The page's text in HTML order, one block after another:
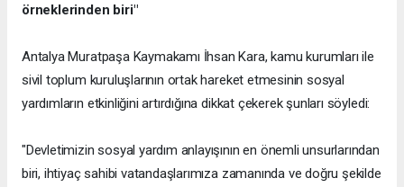
örneklerinden biri"
Antalya Muratpaşa Kaymakamı İhsan Kara, kamu kurumları ile
sivil toplum kuruluşlarının ortak hareket etmesinin sosyal
yardımların etkinliğini artırdığına dikkat çekerek şunları söyledi:
"Devletimizin sosyal yardım anlayışının en önemli unsurlarından
biri, ihtiyaç sahibi vatandaşlarımıza zamanında ve doğru şekilde